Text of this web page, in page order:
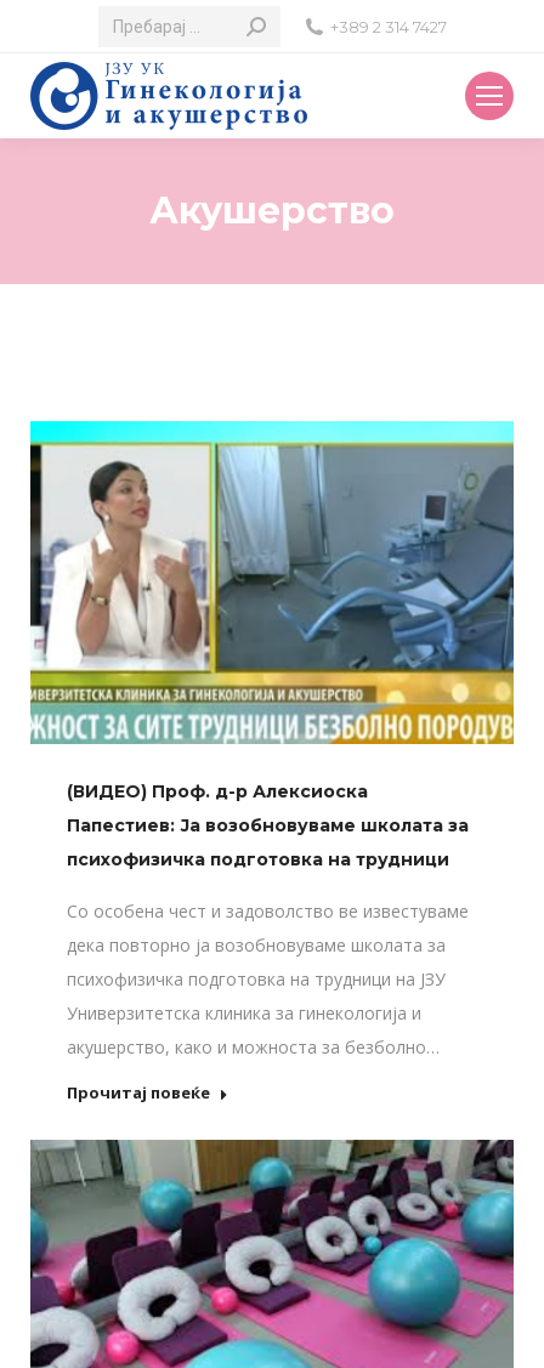
Search:
+389 2 314 7427
Акушерство
(ВИДЕО) Проф. д-р Алексиоска
Папестиев: Ја возобновуваме школата за
психофизичка подготовка на трудници
Со особена чест и задоволство ве известуваме
дека повторно ја возобновуваме школата за
психофизичка подготовка на трудници на ЈЗУ
Универзитетска клиника за гинекологија и
акушерство, како и можноста за безболно…
Прочитај повеќе